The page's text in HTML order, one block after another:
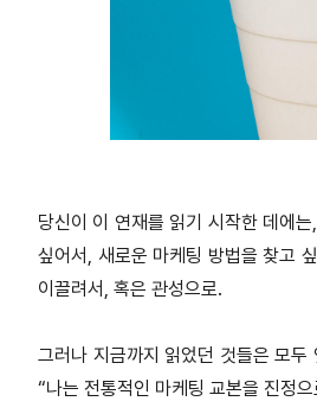
당신이 이 연재를 읽기 시작한 데에
싶어서, 새로운 마케팅 방법을 찾고
이끌려서, 혹은 관성으로.
그러나 지금까지 읽었던 것들은 모
“나는 전통적인 마케팅 교본을 진정